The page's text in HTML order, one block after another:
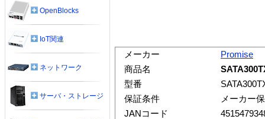
メーカー
Promise
商品名
型番
保証条件
メーカー
JANコード
OpenBlocks
IoT関連
ネットワーク
サーバ・ストレージ